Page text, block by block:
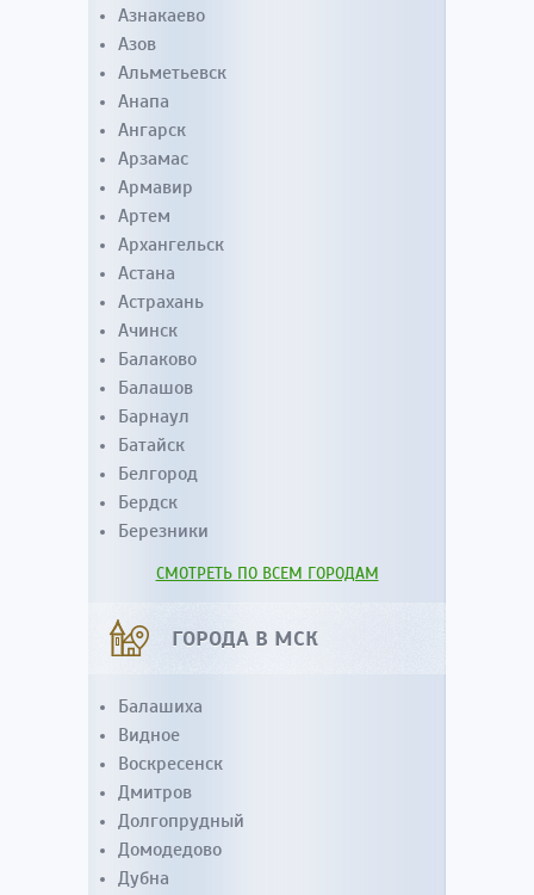
Азнакаево
Азов
Альметьевск
Анапа
Ангарск
Арзамас
Армавир
Артем
Архангельск
Астана
Астрахань
Ачинск
Балаково
Балашов
Барнаул
Батайск
Белгород
Бердск
Березники
СМОТРЕТЬ ПО ВСЕМ ГОРОДАМ
ГОРОДА В МСК
Балашиха
Видное
Воскресенск
Дмитров
Долгопрудный
Домодедово
Дубна